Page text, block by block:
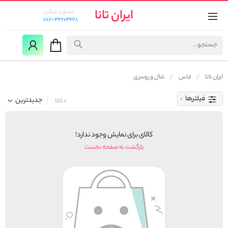
ایران تانا
مشاوره رایگان:
087-33173228
ایران تانا لباس شال و روسری
فیلترها جدیدترین 0 کالا
کالای برای نمایش وجود ندارد!
بازگشت به صفحه نخست